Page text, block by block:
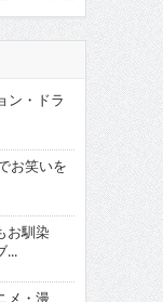
ン・ドラ
お笑いを
お馴染
...
メ・漫